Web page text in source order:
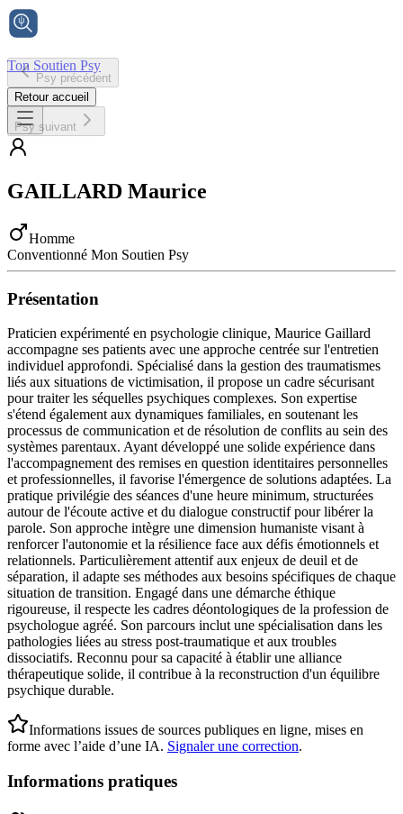
Ton Soutien Psy
Accueil
Psy précédent
Retour accueil
Psy suivant
GAILLARD Maurice
Homme
Conventionné Mon Soutien Psy
Présentation
Praticien expérimenté en psychologie clinique, Maurice Gaillard
accompagne ses patients avec une approche centrée sur l'entretien
individuel approfondi. Spécialisé dans la gestion des traumatismes
liés aux situations de victimisation, il propose un cadre sécurisant
pour traiter les séquelles psychiques complexes. Son expertise
s'étend également aux dynamiques familiales, en soutenant les
processus de communication et de résolution de conflits au sein des
systèmes parentaux. Ayant développé une solide expérience dans
l'accompagnement des remises en question identitaires personnelles
et professionnelles, il favorise l'émergence de solutions adaptées. La
pratique privilégie des séances d'une heure minimum, structurées
autour de l'écoute active et du dialogue constructif pour libérer la
parole. Son approche intègre une dimension humaniste visant à
renforcer l'autonomie et la résilience face aux défis émotionnels et
relationnels. Particulièrement attentif aux enjeux de deuil et de
séparation, il adapte ses méthodes aux besoins spécifiques de chaque
situation de transition. Engagé dans une démarche éthique
rigoureuse, il respecte les cadres déontologiques de la profession de
psychologue agréé. Son parcours inclut une spécialisation dans les
pathologies liées au stress post-traumatique et aux troubles
dissociatifs. Reconnu pour sa capacité à établir une alliance
thérapeutique solide, il contribue à la reconstruction d'un équilibre
psychique durable.
Informations issues de sources publiques en ligne, mises en
forme avec l’aide d’une IA. Signaler une correction.
Informations pratiques